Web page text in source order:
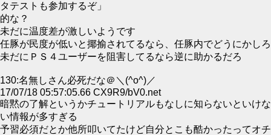
タテストも参加するぞ」
的な？
未だに温度差が激しいようです
任豚が民度が低いと揶揄されてるなら、任豚内でどうにかしろ
未だにＰＳ４ユーザーを阻害してるなら逆に助かるだろ
130:名無しさん必死だな＠＼(^o^)／
17/07/18 05:57:05.66 CX9R9/bV0.net
暗黙の了解というかチュートリアルもなしに知らないといけな
い情報が多すぎる
予習必須だとか他所叩いてたけど自分とこも酷かったってオチ